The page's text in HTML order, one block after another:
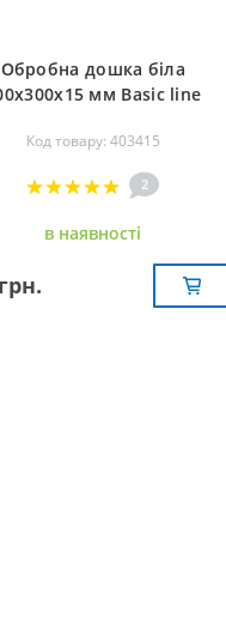
Обробна дошка біла
мм Basic line
Код товару: 403415
2
в наявностi